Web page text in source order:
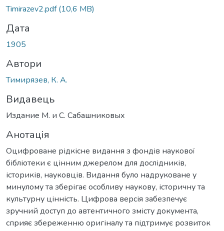
Timirazev2.pdf(10,6 MB)
Дата
1905
Автори
Тимирязев, К. А.
Видавець
Издание М. и С. Сабашниковых
Анотація
Оцифроване рідкісне видання з фондів наукової
бібліотеки є цінним джерелом для дослідників,
істориків, науковців. Видання було надруковане у
минулому та зберігає особливу наукову, історичну та
культурну цінність. Цифрова версія забезпечує
зручний доступ до автентичного змісту документа,
сприяє збереженню оригіналу та підтримує розвиток